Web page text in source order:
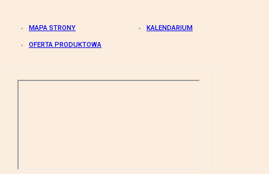
MAPA STRONY KALENDARIUM
OFERTA PRODUKTOWA